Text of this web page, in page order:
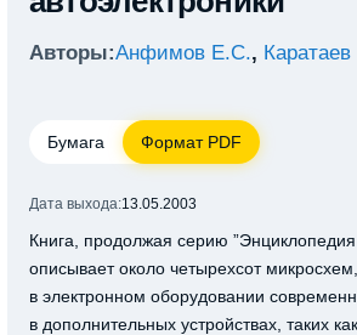
Авторы:Анфимов Е.С.,
Бумага Формат PDF
Дата выхода:13.05.2003
Книга, продолжая серию ”Энциклопедия
описывает около четырехсот
в электронном оборудовании
в дополнительных устройствах, таких как